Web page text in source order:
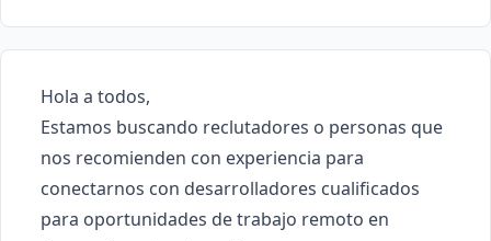
Hola a todos,
Estamos buscando reclutadores o personas que
nos recomienden con experiencia para
conectarnos con desarrolladores cualificados
para oportunidades de trabajo remoto en